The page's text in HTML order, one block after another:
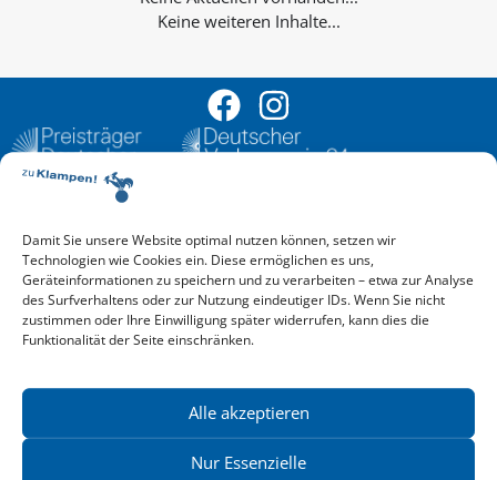
Damit Sie unsere Website optimal nutzen können, setzen wir
Technologien wie Cookies ein. Diese ermöglichen es uns,
Geräteinformationen zu speichern und zu verarbeiten – etwa zur Analyse
des Surfverhaltens oder zur Nutzung eindeutiger IDs. Wenn Sie nicht
zustimmen oder Ihre Einwilligung später widerrufen, kann dies die
Funktionalität der Seite einschränken.
Alle akzeptieren
Nur Essenzielle
Keine weiteren Inhalte...
Aktuelle Vorschau
Entdecken Sie das aktuelle zu-Klampen!-Verlagsprogramm.
Hier finden Sie die Verlagsvorschau – einfach direkt online
reinlesen oder herunterladen.
Download: Vorschau zu Klampen! Herbst 2026
Mehr aktuelle Vorschauen ansehen
News zu aktuellen Neuheiten und Nachrichten im zu Klampen!
Verlag – jederzeit wieder abbestellbar.